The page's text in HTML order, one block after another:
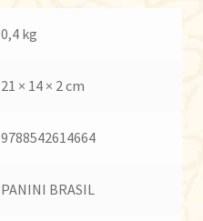
0,4 kg
21 × 14 × 2 cm
9788542614664
PANINI BRASIL